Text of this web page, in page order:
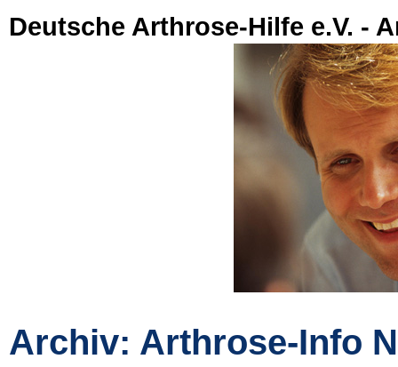
Deutsche Arthrose-Hilfe e.V. -
Archiv: Arthrose-Info